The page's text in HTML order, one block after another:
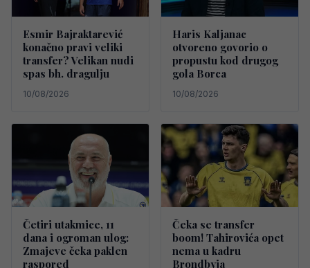
Esmir Bajraktarević
konačno pravi veliki
transfer? Velikan nudi
spas bh. dragulju
10/08/2026
Haris Kaljanac
otvoreno govorio o
propustu kod drugog
gola Borca
10/08/2026
Četiri utakmice, 11
dana i ogroman ulog:
Zmajeve čeka paklen
raspored
Čeka se transfer
boom! Tahirovića opet
nema u kadru
Brondbyja